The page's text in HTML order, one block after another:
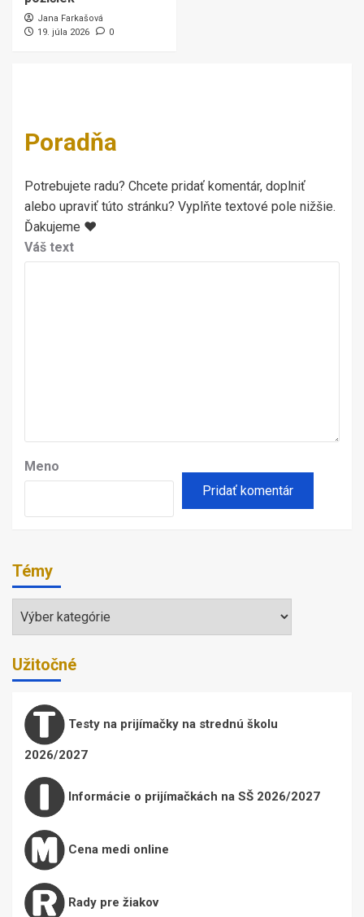
Jana Farkašová
19. júla 2026
0
Poradňa
Potrebujete radu? Chcete pridať komentár, doplniť
alebo upraviť túto stránku? Vyplňte textové pole nižšie.
Ďakujeme ♥
Váš text
Meno
Témy
Témy
Užitočné
Testy na prijímačky na strednú školu
2026/2027
Informácie o prijímačkách na SŠ 2026/2027
Cena medi online
Rady pre žiakov